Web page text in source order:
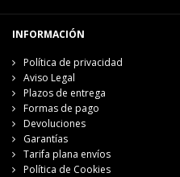
INFORMACIÓN
Política de privacidad
Aviso Legal
Plazos de entrega
Formas de pago
Devoluciones
Garantías
Tarifa plana envíos
Política de Cookies